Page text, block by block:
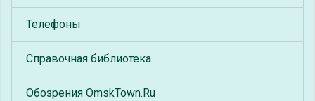
Телефоны
Справочная библиотека
Обозрения OmskTown.Ru